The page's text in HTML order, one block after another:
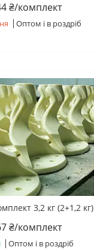
₴/комплект
Оптом і в роздріб
3,2 кг (2+1,2 кг)
₴/комплект
Оптом і в роздріб